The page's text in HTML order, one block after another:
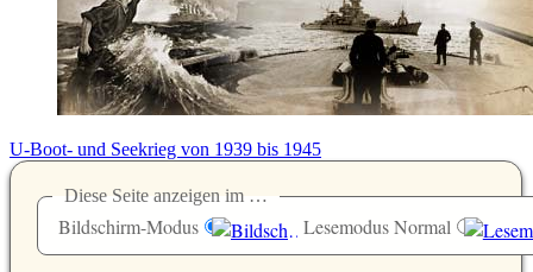
U-Boot- und Seekrieg von 1939 bis 1945
Diese Seite anzeigen im …
Bildschirm-Modus Lesemodus Normal